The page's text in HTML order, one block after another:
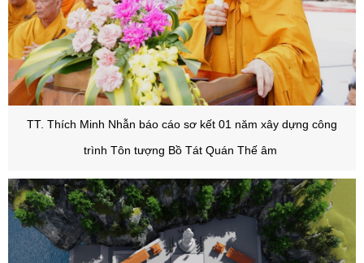
TT. Thích Minh Nhẫn báo cáo sơ kết 01 năm xây dựng công
trình Tôn tượng Bồ Tát Quán Thế âm